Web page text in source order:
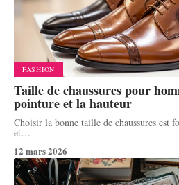
FASHION
Taille de chaussures pour
pointure et la hauteur
Choisir la bonne taille de chaussures est
et…
12 mars 2026